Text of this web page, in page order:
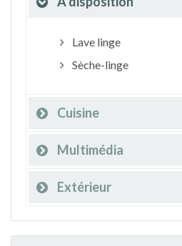
Lave linge
Sèche-linge
Cuisine
Multimédia
Extérieur